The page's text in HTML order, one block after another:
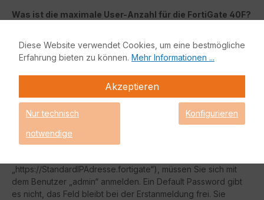
Was ist die maximale User-Anzahl für die FortiGate 40F?
Hard- oder Software-Limitierung gibt es nicht. Jedoch ist ab
einem gewissen Punkt die Hardware so sehr ausgelastet, das
die FortiGate keine weiteren Nutzer mehr abbilden kann.
Dieser Wert schwankt jedoch mit Nutzung der FortiGate.
Wie gestaltet sich das FortiGate 40F Initial Setup?
Die FortiGate 40F hat die Standard IP-Adresse „192.168.1.99“
auf allen LAN-Ports (im Zweifelsfall Port1). Wenn Sie sich
„https://StandardIPAdresse.fortigate“), müssen Sie sich mit
dem Benutzer „admin“ anmelden. Ein Default Password gibt
es nicht, das Feld bleibt bei der Erstanmeldung frei. Sie
Diese Website verwendet Cookies, um eine bestmögliche
Erfahrung bieten zu können. Mehr Informationen ...
Akzeptieren
Nur technisch
notwendige
Konfigurieren